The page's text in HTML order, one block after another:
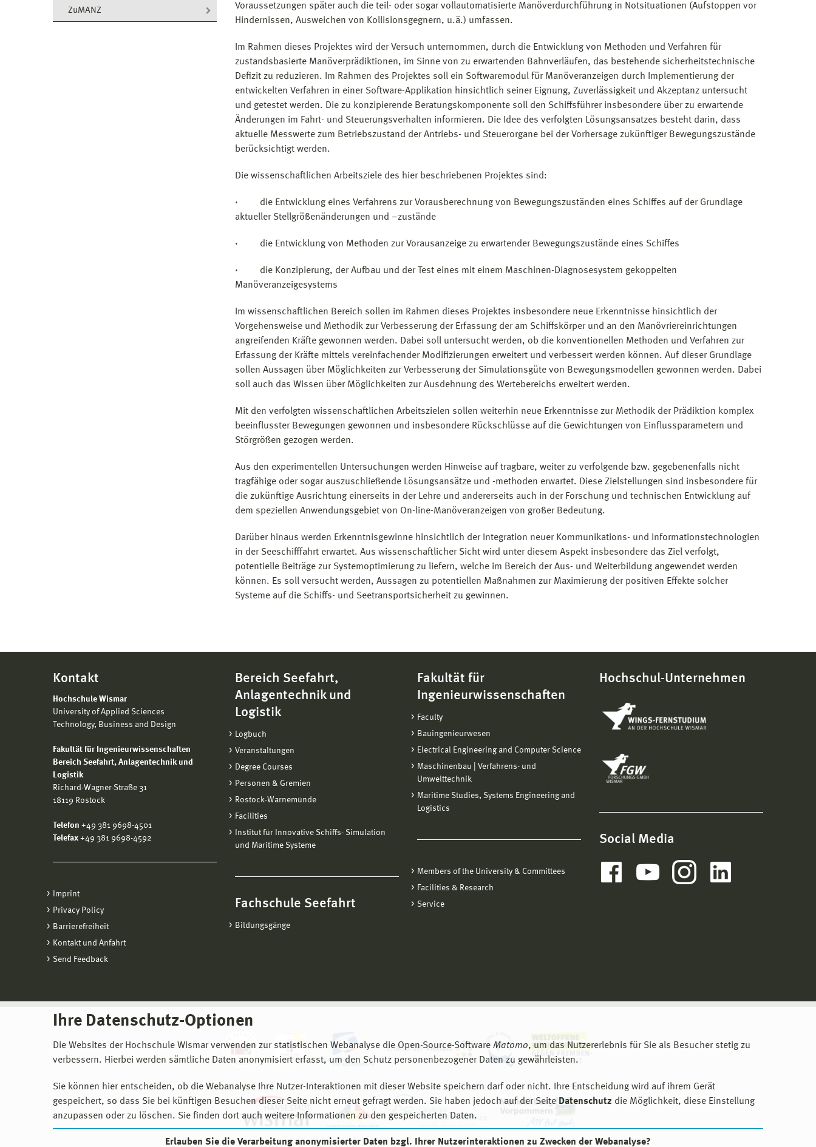
ZuMANZ
Ihre Datenschutz-Optionen
Die Websites der Hochschule Wismar verwenden zur statistischen Webanalyse die Open-Source-Software Matomo, um das Nutzererlebnis für Sie als Besucher stetig zu
verbessern. Hierbei werden sämtliche Daten anonymisiert erfasst, um den Schutz personenbezogener Daten zu gewährleisten.
Sie können hier entscheiden, ob die Webanalyse Ihre Nutzer-Interaktionen mit dieser Website speichern darf oder nicht. Ihre Entscheidung wird auf ihrem Gerät
gespeichert, so dass Sie bei künftigen Besuchen dieser Seite nicht erneut gefragt werden. Sie haben jedoch auf der Seite Datenschutz die Möglichkeit, diese Einstellung
anzupassen oder zu löschen. Sie finden dort auch weitere Informationen zu den gespeicherten Daten.
Erlauben Sie die Verarbeitung anonymisierter Daten bzgl. Ihrer Nutzerinteraktionen zu Zwecken der Webanalyse?
Voraussetzungen später auch die teil- oder sogar vollautomatisierte Manöverdurchführung in Notsituationen (Aufstoppen vor
Hindernissen, Ausweichen von Kollisionsgegnern, u.ä.) umfassen.
Im Rahmen dieses Projektes wird der Versuch unternommen, durch die Entwicklung von Methoden und Verfahren für
zustandsbasierte Manöverprädiktionen, im Sinne von zu erwartenden Bahn­verläufen, das bestehende sicherheitstechnische
Defizit zu reduzieren.
Im Rahmen des Projektes soll ein Softwaremodul für Manöveranzeigen durch Implementierung der
entwickelten Verfahren in einer Software-Applikation hinsichtlich seiner Eignung, Zuverlässigkeit und Akzeptanz untersucht
und getestet werden. Die zu konzipierende Beratungskomponente soll den Schiffsführer insbesondere über zu erwartende
Änderungen im Fahrt- und Steuerungsverhalten informieren. Die Idee des verfolgten Lösungsansatzes besteht darin, dass
aktuelle Messwerte zum Betriebszustand der Antriebs- und Steuerorgane bei der Vorhersage zukünftiger Bewegungs­zustände
berücksichtigt werden.
Die wissenschaftlichen Arbeitsziele des hier beschriebenen Projektes sind:
· die Entwicklung eines Verfahrens zur Vorausberechnung von Bewegungszuständen eines Schiffes auf der Grundlage
aktueller Stellgrößenänderungen und –zustände
· die Entwicklung von Methoden zur Vorausanzeige zu erwartender Bewegungszustände eines Schiffes
· die Konzipierung, der Aufbau und der Test eines mit einem Maschinen-Diagnosesystem gekoppelten
Manöveranzeigesystems
Im wissenschaftlichen Bereich sollen im Rahmen dieses Projektes insbesondere neue Erkenntnisse hinsichtlich der
Vorgehensweise und Methodik zur Verbesserung der Erfassung der am Schiffs­körper und an den Manövriereinrichtungen
angreifenden Kräfte gewonnen werden. Dabei soll untersucht werden, ob die konventionellen Methoden und Verfahren zur
Erfassung der Kräfte mittels vereinfachender Modifizierungen erweitert und verbessert werden können. Auf dieser Grundlage
sollen Aussagen über Möglichkeiten zur Verbesserung der Simulationsgüte von Bewegungs­modellen gewonnen werden. Dabei
soll auch das Wissen über Möglichkeiten zur Ausdehnung des Wertebereichs erweitert werden.
Mit den verfolgten wissenschaftlichen Arbeitszielen sollen weiterhin neue Erkenntnisse zur Methodik der Prädiktion komplex
beeinflusster Bewegungen gewonnen und insbesondere Rück­schlüsse auf die Gewichtungen von Einflussparametern und
Störgrößen gezogen werden.
Aus den experimentellen Untersuchungen werden Hinweise auf tragbare, weiter zu verfolgende bzw. gegebenenfalls nicht
tragfähige oder sogar auszuschließende Lösungsansätze und -methoden erwartet. Diese Zielstellungen sind insbesondere für
die zukünftige Ausrichtung einerseits in der Lehre und andererseits auch in der Forschung und technischen Entwicklung auf
dem speziellen Anwendungsgebiet von On-line-Manöveranzeigen von großer Bedeutung.
Darüber hinaus werden Erkenntnisgewinne hinsichtlich der Integration neuer Kommunikations- und Informationstechnologien
in der Seeschifffahrt erwartet. Aus wissen­schaftlicher Sicht wird unter diesem Aspekt insbesondere das Ziel verfolgt,
potentielle Beiträge zur Systemoptimierung zu liefern, welche im Bereich der Aus- und Weiterbildung angewendet werden
können. Es soll versucht werden, Aussagen zu potentiellen Maßnahmen zur Maximierung der positiven Effekte solcher
Systeme auf die Schiffs- und Seetransport­sicherheit zu gewinnen.
Kontakt
Hochschule Wismar
University of Applied Sciences
Technology, Business and Design
Fakultät für Ingenieurwissenschaften
Bereich Seefahrt, Anlagentechnik und
Logistik
Richard-Wagner-Straße 31
18119 Rostock
Telefon +49 381 9698-4501
Telefax +49 381 9698-4592
Imprint
Privacy Policy
Barrierefreiheit
Kontakt und Anfahrt
Send Feedback
Bereich Seefahrt,
Anlagentechnik und
Logistik
Logbuch
Veranstaltungen
Degree Courses
Personen & Gremien
Rostock-Warnemünde
Facilities
Institut für Innovative Schiffs- Simulation
und Maritime Systeme
Fachschule Seefahrt
Bildungsgänge
Fakultät für
Ingenieurwissenschaften
Faculty
Bauingenieurwesen
Electrical Engineering and Computer Science
Maschinenbau | Verfahrens- und
Umwelttechnik
Maritime Studies, Systems Engineering and
Logistics
Members of the University & Committees
Facilities & Research
Service
Hochschul-Unternehmen
Social Media